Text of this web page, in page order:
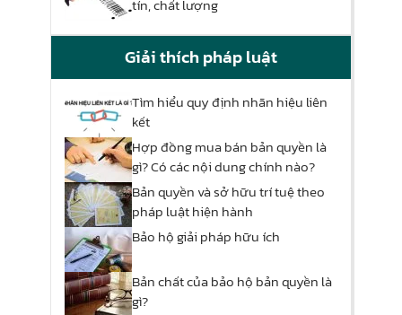
tín, chất lượng
Giải thích pháp luật
Tìm hiểu quy định nhãn hiệu liên
kết
Hợp đồng mua bán bản quyền là
gì? Có các nội dung chính nào?
Bản quyền và sở hữu trí tuệ theo
pháp luật hiện hành
Bảo hộ giải pháp hữu ích
Bản chất của bảo hộ bản quyền là
gì?